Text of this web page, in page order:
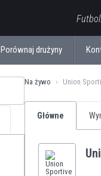
Porównaj drużyny
Na żywo Union
Główne